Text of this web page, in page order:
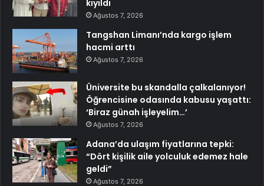
kıyıldı
Ağustos 7, 2026
Tangshan Limanı’nda kargo işlem
hacmi arttı
Ağustos 7, 2026
Üniversite bu skandalla çalkalanıyor!
Öğrencisine odasında kabusu yaşattı:
‘Biraz günah işleyelim…’
Ağustos 7, 2026
Adana’da ulaşım fiyatlarına tepki:
“Dört kişilik aile yolculuk edemez hale
geldi”
Ağustos 7, 2026